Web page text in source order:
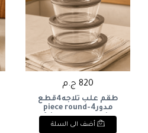
820 ج.م
طقم علب ثلاجه4قطع
مدور4-piece round
refrigerator container
set
أضف الى السلة